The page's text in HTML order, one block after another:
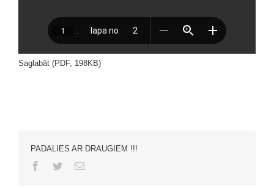
Saglabāt (PDF, 198KB)
PADALIES AR DRAUGIEM !!!
Facebook
TwitterEmail